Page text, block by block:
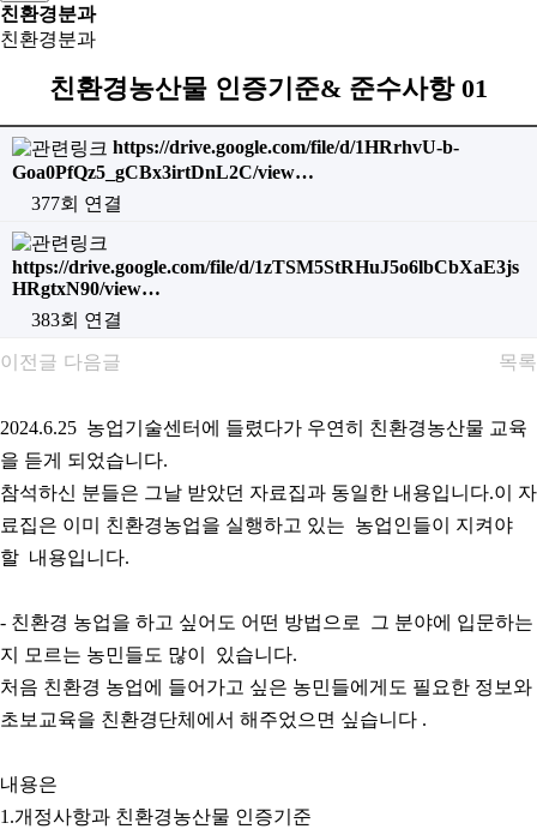
친환경분과
친환경분과
친환경농산물 인증기준& 준수사항 01
https://drive.google.com/file/d/1HRrhvU-b-
Goa0PfQz5_gCBx3irtDnL2C/view…
377회 연결
https://drive.google.com/file/d/1zTSM5StRHuJ5o6lbCbXaE3js
HRgtxN90/view…
383회 연결
이전글 다음글 목록
2024.6.25 농업기술센터에 들렸다가 우연히 친환경농산물 교육
을 듣게 되었습니다.
참석하신 분들은 그날 받았던 자료집과 동일한 내용입니다.이 자
료집은 이미 친환경농업을 실행하고 있는 농업인들이 지켜야
할 내용입니다.
- 친환경 농업을 하고 싶어도 어떤 방법으로 그 분야에 입문하는
지 모르는 농민들도 많이 있습니다.
처음 친환경 농업에 들어가고 싶은 농민들에게도 필요한 정보와
초보교육을 친환경단체에서 해주었으면 싶습니다 .
내용은
1.개정사항과 친환경농산물 인증기준